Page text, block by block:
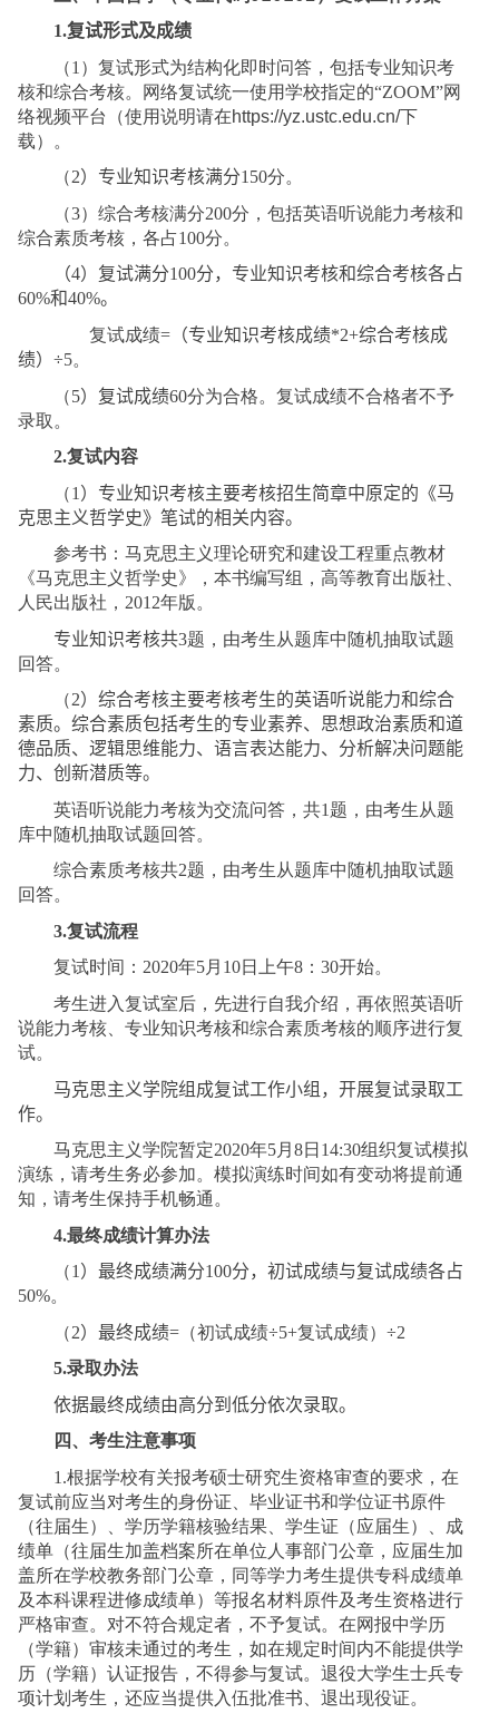
1.复试形式及成绩
（1 ）复试形式为结构化即时问答，包括专业知识考
核和综合考核。网络复试统一使用学校指定的“ZOOM”网
络视频平台（使用说明请在https://yz.ustc.edu.cn/下
载）。
（2）专业知识考核满分150分。
（3）综合考核满分200分，包括英语听说能力考核和
综合素质考核，各占100分。
（4）复试满分100分，专业知识考核和综合考核各占
60%和40%。
复试成绩= （专业知识考核成绩*2+综合考核成
绩） ÷5。
（5） 复试成绩60分为合格。复试成绩不合格者不予
录取。
2.复试内容
（1 ）专业知识考核主要考核招生简章中原定的《马
克思主义哲学史》笔试的相关内容。
参考书：马克思主义理论研究和建设工程重点教材
《马克思主义哲学史》，本书编写组，高等教育出版社、
人民出版社， 2012年版。
专业知识考核共3题，由考生从题库中随机抽取试题
回答。
（2）综合考核主要考核考生的英语听说能力和综合
素质。综合素质包括考生的专业素养、思想政治素质和道
德品质、逻辑思维能力、语言表达能力、分析解决问题能
力、创新潜质等。
英语听说能力考核为交流问答，共1 题，由考生从题
库中随机抽取试题回答。
综合素质考核共2题，由考生从题库中随机抽取试题
回答。
3.复试流程
复试时间： 2020年5月 10日上午8： 30开始。
考生进入复试室后，先进行自我介绍，再依照英语听
说能力考核、专业知识考核和综合素质考核的顺序进行复
试。
马克思主义学院组成复试工作小组，开展复试录取工
作。
马克思主义学院暂定2020年5月 8日 14:30组织复试模拟
演练，请考生务必参加。模拟演练时间如有变动将提前通
知，请考生保持手机畅通。
4.最终成绩计算办法
（1 ）最终成绩满分100分，初试成绩与复试成绩各占
50%。
（2） 最终成绩=（初试成绩÷5+复试成绩） ÷2
5.录取办法
依据最终成绩由高分到低分依次录取。
四、考生注意事项
1.根据学校有关报考硕士研究生资格审查的要求，在
复试前应当对考生的身份证、毕业证书和学位证书原件
（往届生）、学历学籍核验结果、学生证（应届生）、成
绩单（往届生加盖档案所在单位人事部门公章，应届生加
盖所在学校教务部门公章，同等学力考生提供专科成绩单
及本科课程进修成绩单）等报名材料原件及考生资格进行
严格审查。对不符合规定者，不予复试。在网报中学历
（学籍）审核未通过的考生，如在规定时间内不能提供学
历（学籍）认证报告，不得参与复试。退役大学生士兵专
项计划考生，还应当提供入伍批准书、退出现役证。